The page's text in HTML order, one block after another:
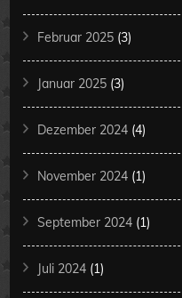
Februar 2025 (3)
Januar 2025 (3)
Dezember 2024 (4)
November 2024 (1)
September 2024 (1)
Juli 2024 (1)